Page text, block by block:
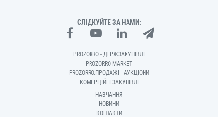
СЛІДКУЙТЕ ЗА НАМИ:
PROZORRO - ДЕРЖЗАКУПІВЛІ
PROZORRO MARKET
PROZORRO.ПРОДАЖІ - АУКЦІОНИ
КОМЕРЦІЙНІ ЗАКУПІВЛІ
НАВЧАННЯ
НОВИНИ
КОНТАКТИ